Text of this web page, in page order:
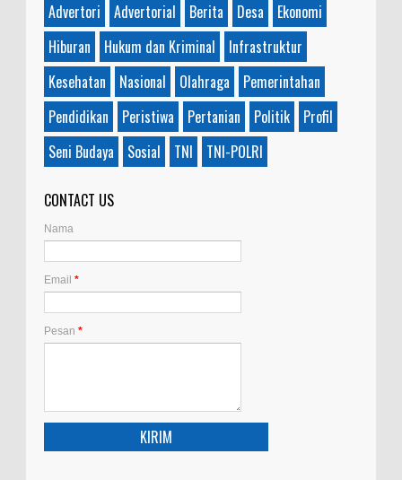
Advertori
Advertorial Berita Desa
Ekonomi
Hiburan
Hukum dan Kriminal
Infrastruktur
Kesehatan
Nasional Olahraga
Pemerintahan
Pendidikan
Peristiwa Pertanian Politik
Profil
Seni Budaya
Sosial TNI TNI-POLRI
CONTACT US
Nama
Email *
Pesan *